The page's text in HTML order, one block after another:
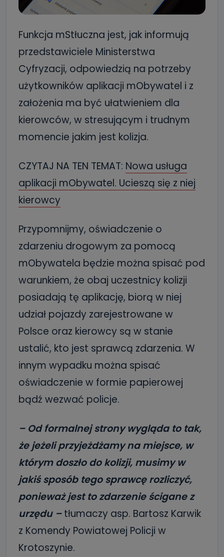
Funkcja mStłuczna jest, jak informują
przedstawiciele Ministerstwa
Cyfryzacji, odpowiedzią na potrzeby
użytkowników aplikacji mObywatel i z
założenia ma być ułatwieniem dla
kierowców, w stresującym i trudnym
momencie jakim jest kolizja.
CZYTAJ NA TEN TEMAT: Nowa usługa
aplikacji mObywatel. Ucieszą się z niej
kierowcy
Przypomnijmy, oświadczenie o
zdarzeniu drogowym za pomocą
mObywatela będzie można spisać pod
warunkiem, że obaj uczestnicy kolizji
posiadają tę aplikację, biorą w niej
udział pojazdy zarejestrowane w
Polsce oraz kierowcy są w stanie
ustalić, kto jest sprawcą zdarzenia. W
innym wypadku można spisać
oświadczenie w formie papierowej
bądź wezwać policje.
– Od formalnej strony wygląda to tak,
że jeżeli przyjeżdżamy na miejsce, w
którym doszło do kolizji, musimy w
jakiś sposób tego sprawcę rozliczyć,
ponieważ jest to zdarzenie ścigane z
urzędu – tłumaczy asp. Bartosz Karwik
z Komendy Powiatowej Policji w
Krotoszynie.